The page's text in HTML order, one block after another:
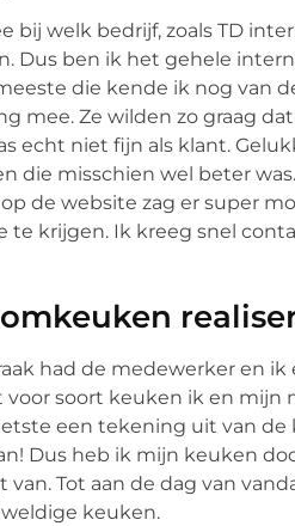
bij welk bedrijf, zoals TD
Dus ben ik het gehele
die kende ik nog van
mee. Ze wilden zo graag
echt niet fijn als klant.
die misschien wel beter
de website zag er super
te krijgen. Ik kreeg snel
had de medewerker en
soort keuken ik en mijn
een tekening uit van
Dus heb ik mijn keuken
van. Tot aan de dag van
keuken.